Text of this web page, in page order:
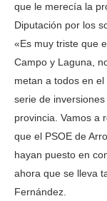
que le merecía la
Diputación por los
«Es muy triste que
Campo y Laguna,
metan a todos en
serie de
provincia. Vamos a
que el PSOE de
hayan puesto en
ahora que se lleva
Fernández.